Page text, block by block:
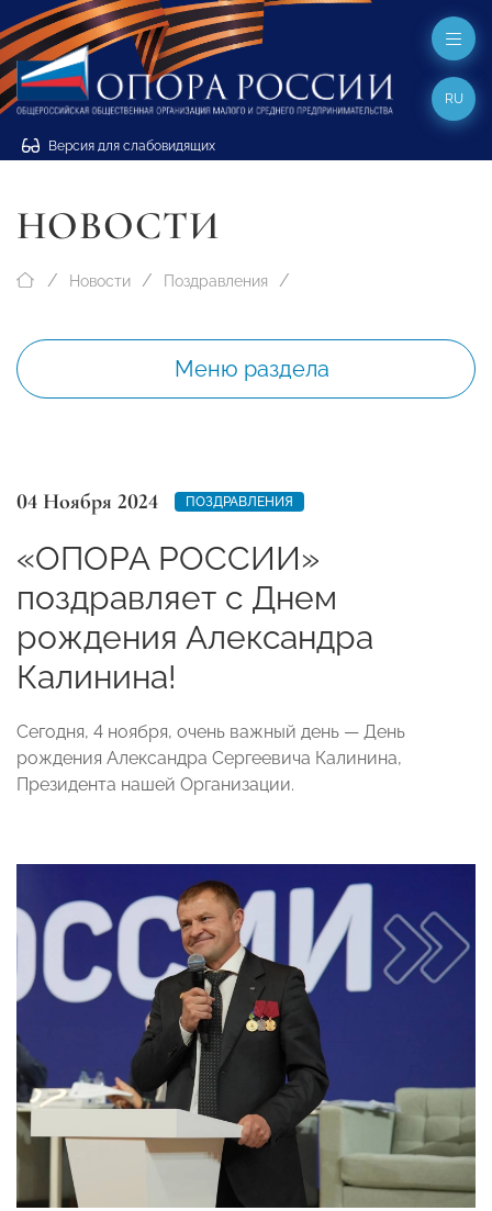
Версия для слабовидящих
RU
НОВОСТИ
Новости Поздравления
Меню раздела
04 Ноября 2024 ПОЗДРАВЛЕНИЯ
«ОПОРА РОССИИ»
поздравляет с Днем
рождения Александра
Калинина!
Сегодня, 4 ноября, очень важный день — День
рождения Александра Сергеевича Калинина,
Президента нашей Организации.